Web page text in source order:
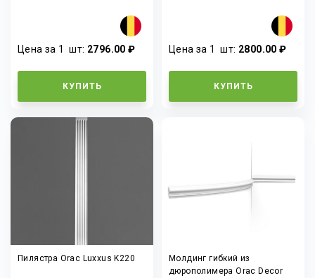
Цена за 1шт: 2796.00 ₽
КУПИТЬ
Цена за 1шт: 2800.00 ₽
КУПИТЬ
Пилястра Orac Luxxus K220
Молдинг гибкий из
дюрополимера Orac Decor